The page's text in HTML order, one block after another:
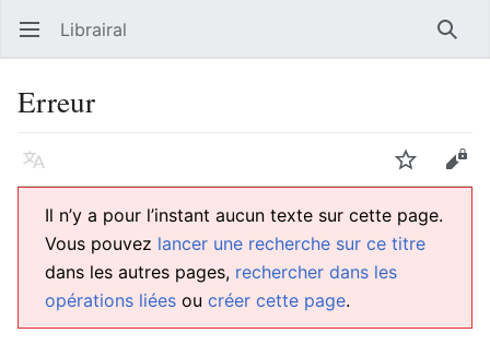
Ouvrir le menu principal Librairal
Erreur
Langue Suivre
Il n’y a pour l’instant aucun texte sur cette page.
Vous pouvez lancer une recherche sur ce titre
dans les autres pages, rechercher dans les
opérations liées ou créer cette page.